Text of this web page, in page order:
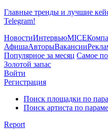
Главные тренды и лучшие
Telegram!
НовостиИнтервьюMICE
АфишаАвторыВакансии
Популярное за месяц Самое
Золотой запас
Войти
Регистрация
Поиск площадки по
Поиск артиста по
Report